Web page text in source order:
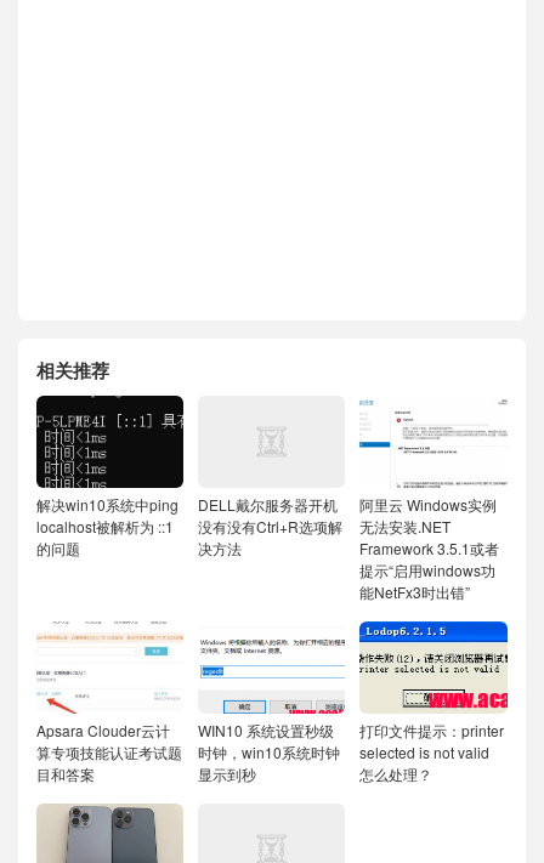
相关推荐
解决win10系统中ping
localhost被解析为 ::1
的问题
DELL戴尔服务器开机
没有没有Ctrl+R选项解
决方法
阿里云 Windows实例
无法安装.NET
Framework 3.5.1或者
提示“启用windows功
能NetFx3时出错”
Apsara Clouder云计
算专项技能认证考试题
目和答案
WIN10 系统设置秒级
时钟，win10系统时钟
显示到秒
打印文件提示：printer
selected is not valid
怎么处理？